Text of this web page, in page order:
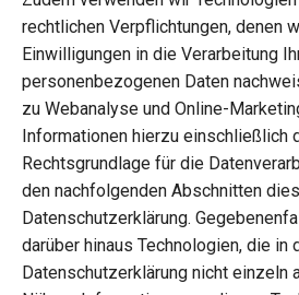
rechtlichen Verpflichtungen, denen
Einwilligungen in die Verarbeitung
personenbezogenen Daten
zu Webanalyse und Online-
Informationen hierzu einschließlich
Rechtsgrundlage für die
den nachfolgenden Abschnitten
Datenschutzerklärung.
darüber hinaus Technologien, die in
Datenschutzerklärung nicht einzeln